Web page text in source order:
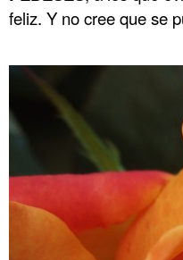
feliz. Y no cree que se